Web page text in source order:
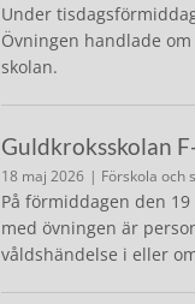
Under
Övningen handlade
skolan.
Guldkroksskolan
18 maj 2026 | Förskola och
På förmiddagen den
med övningen är
våldshändelse i eller